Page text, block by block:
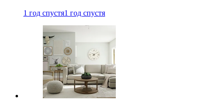
1 год спустя1 год спустя